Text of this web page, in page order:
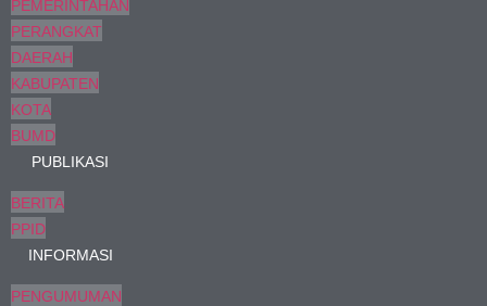
PEMERINTAHAN
PERANGKAT
DAERAH
KABUPATEN
KOTA
BUMD
PUBLIKASI
BERITA
PPID
INFORMASI
PENGUMUMAN